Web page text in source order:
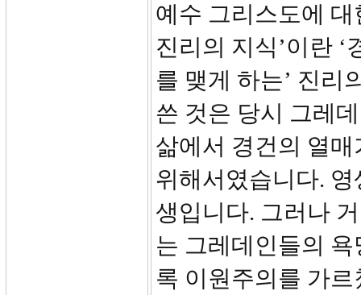
예수 그리스도에
진리의 지식’이란 ‘
를 맺게 하는’ 진리
쓴 것은 당시 그레
삶에서 경건의 열
위해서였습니다.
생입니다. 그러나
는 그레데인들의
록 이원주의를 가